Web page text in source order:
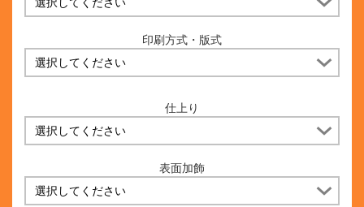
印刷方式・版式
仕上り
表面加飾